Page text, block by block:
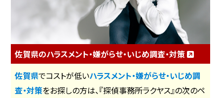
佐賀県のハラスメント・嫌がらせ・いじめ調査・対策
佐賀県でコストが低いハラスメント・嫌がらせ・いじめ調
査・対策をお探しの方は、『探偵事務所ラクヤス』の次のペ